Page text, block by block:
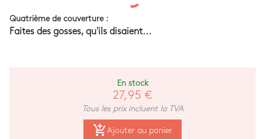
Quatrième de couverture :
Faites des gosses, qu'ils disaient...
En stock
27,95 €
Tous les prix incluent la TVA
add_shopping_cart Ajouter au panier